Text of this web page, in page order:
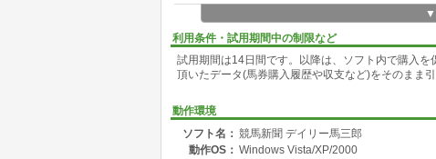
▼
利用条件・試用期間中の制限など
試用期間は14日間です。以降は、ソフト内で購入
頂いたデータ(馬券購入履歴や収支など)をそのまま
動作環境
ソフト名： 競馬新聞 デイリー馬三郎
動作OS： Windows Vista/XP/2000